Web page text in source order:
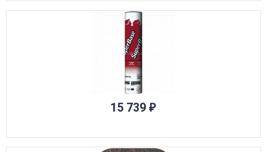
15 739 ₽